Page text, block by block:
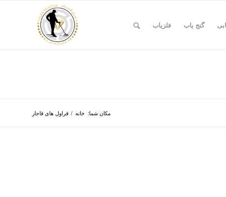
گنج یاب فلزیاب
مکان شما: خانه / قراول های قاجار